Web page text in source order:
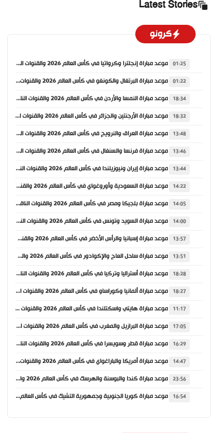
Latest Stories
كرونو
01:25 موعد مباراة إنجلترا وكرواتيا في كأس العالم 2026 والقنوات الناقلة
01:22 موعد مباراة البرتغال والكونغو في كأس العالم 2026 والقنوات الناقلة
18:34 موعد مباراة النمسا والأردن في كأس العالم 2026 والقنوات الناقلة
18:32 موعد مباراة الأرجنتين والجزائر في كأس العالم 2026 والقنوات الناقلة
13:48 موعد مباراة العراق والنرويج في كأس العالم 2026 والقنوات الناقلة
13:46 موعد مباراة فرنسا والسنغال في كأس العالم 2026 والقنوات الناقلة
13:44 موعد مباراة إيران ونيوزيلندا في كأس العالم 2026 والقنوات الناقلة
14:22 موعد مباراة السعودية وأوروغواي في كأس العالم 2026 والقنوات الناقلة
14:05 موعد مباراة بلجيكا ومصر في كأس العالم 2026 والقنوات الناقلة
14:00 موعد مباراة السويد وتونس في كأس العالم 2026 والقنوات الناقلة
13:57 موعد مباراة إسبانيا والرأس الأخضر في كأس العالم 2026 والقنوات الناقلة
13:51 موعد مباراة ساحل العاج والإكوادور في كأس العالم 2026 والقنوات الناقلة
18:28 موعد مباراة أستراليا وتركيا في كأس العالم 2026 والقنوات الناقلة
18:27 موعد مباراة ألمانيا وكوراساو في كأس العالم 2026 والقنوات الناقلة
11:17 موعد مباراة هايتي واسكتلندا في كأس العالم 2026 والقنوات الناقلة
17:05 موعد مباراة البرازيل والمغرب في كأس العالم 2026 والقنوات الناقلة
16:29 موعد مباراة قطر وسويسرا في كأس العالم 2026 والقنوات الناقلة
14:47 موعد مباراة أمريكا والباراغواي في كأس العالم 2026 والقنوات الناقلة
23:56 موعد مباراة كندا والبوسنة والهرسك في كأس العالم 2026 والقنوات الناقلة
16:54 موعد مباراة كوريا الجنوبية وجمهورية التشيك في كأس العالم 2026 والقنوات الناقلة